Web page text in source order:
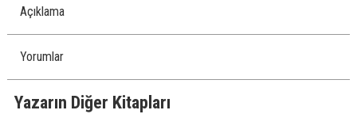
Açıklama
Yorumlar
Yazarın Diğer Kitapları